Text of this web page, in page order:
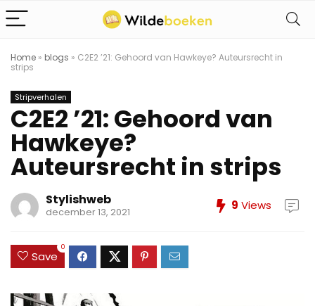
Home » blogs » C2E2 ’21: Gehoord van Hawkeye? Auteursrecht in
strips
Stripverhalen
C2E2 ’21: Gehoord van
Hawkeye?
Auteursrecht in strips
Stylishweb
december 13, 2021 9 Views
Save
0